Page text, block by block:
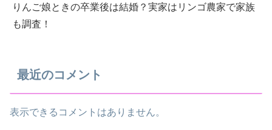
りんご娘ときの卒業後は結婚？実家はリンゴ農家で家族
も調査！
最近のコメント
表示できるコメントはありません。